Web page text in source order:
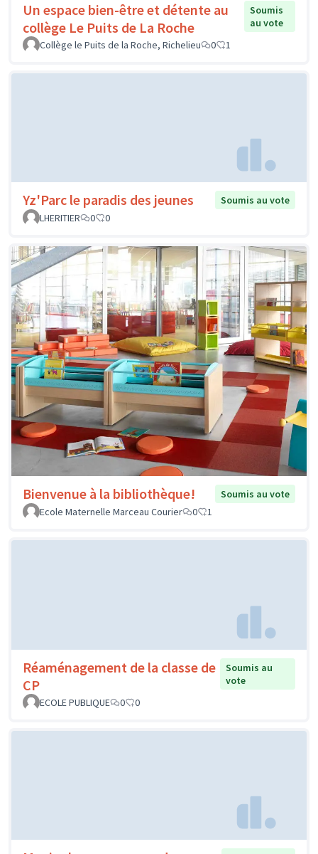
Un espace bien-être et détente au
collège Le Puits de La Roche
Soumis
au vote
Collège le Puits de la Roche, Richelieu
0 1
Yz'Parc le paradis des jeunes
Soumis au vote
LHERITIER
0 0
Bienvenue à la bibliothèque!
Soumis au vote
Ecole Maternelle Marceau Courier
0 1
Réaménagement de la classe de
CP
Soumis au
vote
ECOLE PUBLIQUE
0 0